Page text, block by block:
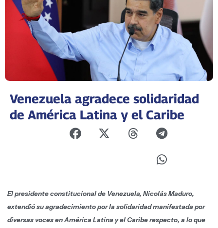
Venezuela agradece solidaridad
de América Latina y el Caribe
El presidente constitucional de Venezuela, Nicolás Maduro,
extendió su agradecimiento por la solidaridad manifestada por
diversas voces en América Latina y el Caribe respecto, a lo que